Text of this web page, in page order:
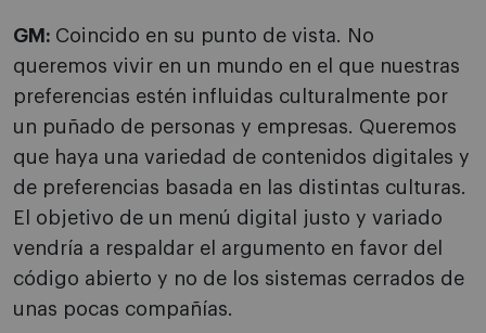
GM: Coincido en su punto de vista. No
queremos vivir en un mundo en el que nuestras
preferencias estén influidas culturalmente por
un puñado de personas y empresas. Queremos
que haya una variedad de contenidos digitales y
de preferencias basada en las distintas culturas.
El objetivo de un menú digital justo y variado
vendría a respaldar el argumento en favor del
código abierto y no de los sistemas cerrados de
unas pocas compañías.